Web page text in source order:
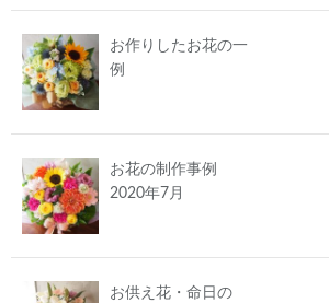
お作りしたお花の一
例
お花の制作事例
2020年7月
お供え花・命日の